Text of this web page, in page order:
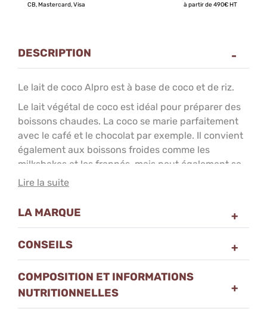
CB, Mastercard, Visa à partir de 490€ HT
DESCRIPTION
Le lait de coco Alpro est à base de coco et de riz.
Le lait végétal de coco est idéal pour préparer des
boissons chaudes. La coco se marie parfaitement
avec le café et le chocolat par exemple. Il convient
également aux boissons froides comme les
milkshakes et les frappés, mais peut également se
déguster seul.
Cette boisson végétale est une excellente
proposer une solution à une clientèle qui ne
souhaite ou ne peut pas consommer du lait de
vache.
D'origine 100% végétale, il est naturellement pauvre
en matières grasses, sans lactose, sans sucres
ajoutés, sans colorants et sans conservateurs. Ce
Lire la suite
LA MARQUE
CONSEILS
COMPOSITION ET INFORMATIONS
NUTRITIONNELLES